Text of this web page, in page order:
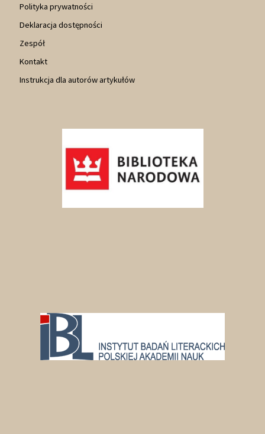
Polityka prywatności
Deklaracja dostępności
Zespół
Kontakt
Instrukcja dla autorów artykułów